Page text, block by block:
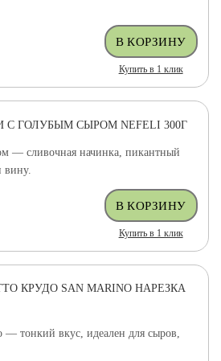
Купить в 1 клик
ГОЛУБЫМ СЫРОМ NEFELI 300Г
— сливочная начинка, пикантный
вину.
Купить в 1 клик
КРУДО SAN MARINO НАРЕЗКА
— тонкий вкус, идеален для сыров,